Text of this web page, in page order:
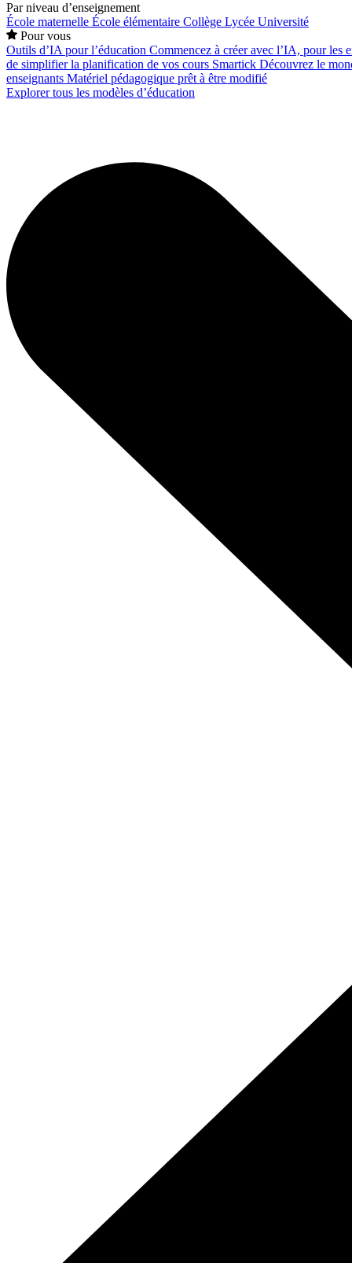
Par niveau d’enseignement
École maternelle École élémentaire Collège Lycée Université
Pour vous
Outils d’IA pour l’éducation Commencez à créer avec l’IA, pour les
de simplifier la planification de vos cours Smartick Découvrez le
enseignants Matériel pédagogique prêt à être modifié
Explorer tous les modèles d’éducation